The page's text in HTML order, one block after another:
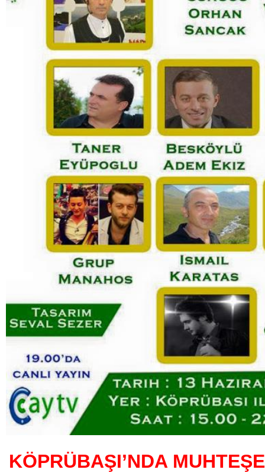
KÖPRÜBAŞI’NDA